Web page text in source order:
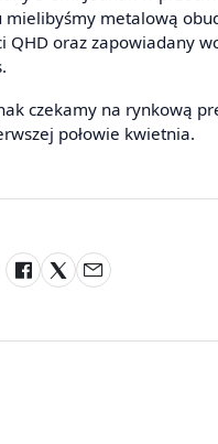
mielibyśmy metalową
QHD oraz zapowiadany
czekamy na rynkową
połowie kwietnia.